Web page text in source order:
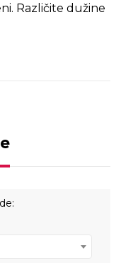
Različite dužine